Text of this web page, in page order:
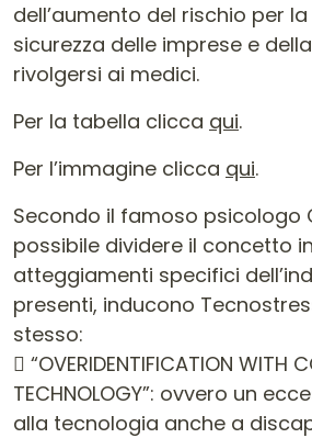
dell’aumento del rischio per
sicurezza delle imprese e
rivolgersi ai medici.
Per la tabella clicca qui.
Per l’immagine clicca qui.
Secondo il famoso psicologo
possibile dividere il concetto
atteggiamenti specifici
presenti, inducono
stesso:
 “OVERIDENTIFICATION WITH
TECHNOLOGY”: ovvero un
alla tecnologia anche a